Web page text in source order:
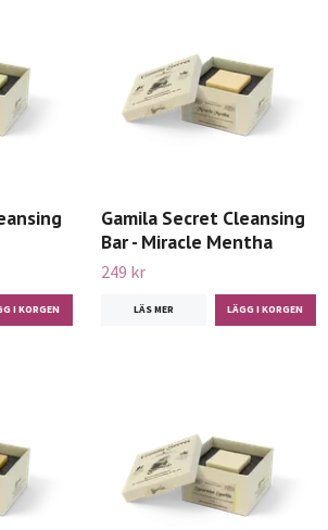
Gamila Secret Cleansing
Bar - Miracle Mentha
249 kr
LÄS MER